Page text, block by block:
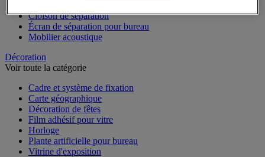
Cloison de séparation
Écran de séparation pour bureau
Mobilier acoustique
Décoration
Voir toute la catégorie
Cadre et système de fixation
Carte géographique
Décoration de fêtes
Film adhésif pour vitre
Horloge
Plante artificielle pour bureau
Vitrine d'exposition